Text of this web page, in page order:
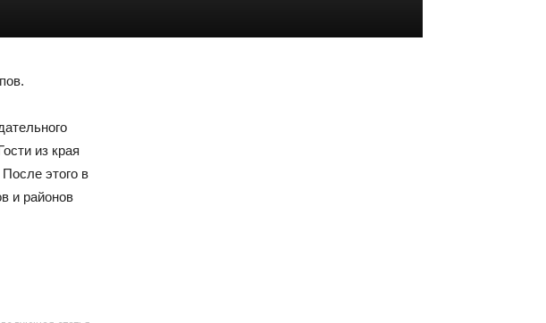
из края
этого в
и районов